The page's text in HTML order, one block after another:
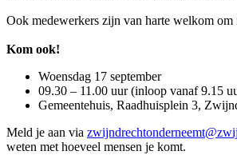
Ook medewerkers zijn van harte welkom om
Kom ook!
Woensdag 17 september
09.30 – 11.00 uur (inloop vanaf 9.15
Gemeentehuis, Raadhuisplein 3,
Meld je aan via
weten met hoeveel mensen je komt.